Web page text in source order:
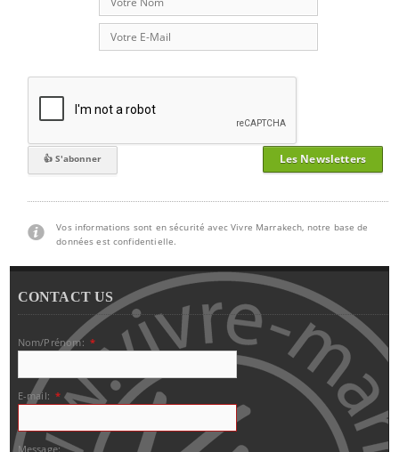
Les Newsletters
Vos informations sont en sécurité avec Vivre Marrakech, notre base de
données est confidentielle.
CONTACT US
Nom/Prénom: *
E-mail: *
Message: